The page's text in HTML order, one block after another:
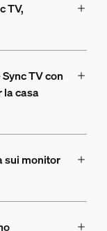
TV,
TV con
la casa
sui monitor